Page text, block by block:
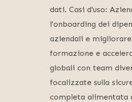
dati. Casi d'uso:
l'onboarding dei
aziendali e
formazione e
globali con team
focalizzate sulla
completa alimentata